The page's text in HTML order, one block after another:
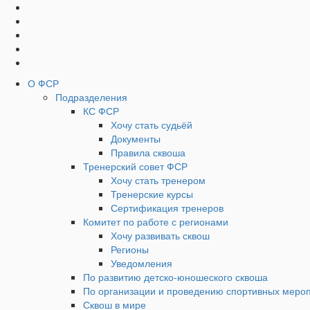
Наверх
Социальные
кнопки
Верхнее
Меню
О ФСР
Подразделения
КС ФСР
Хочу стать судьёй
Документы
Правила сквоша
Тренерский совет ФСР
Хочу стать тренером
Тренерские курсы
Сертификация тренеров
Комитет по работе с регионами
Хочу развивать сквош
Регионы
Уведомления
По развитию детско-юношеского сквоша
По организации и проведению спортивных
Сквош в мире